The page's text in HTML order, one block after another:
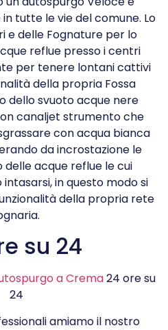
tutte le vie del comune. Lo
e delle Fognature per lo
reflue presso i centri
per tenere lontani cattivi
della propria Fossa
dello svuoto acque nere
canaljet strumento che
con acqua bianca
da incrostazione le
delle acque reflue le cui
in questo modo si
della propria rete
su 24
a Crema24 ore su
24
amiamo il nostro